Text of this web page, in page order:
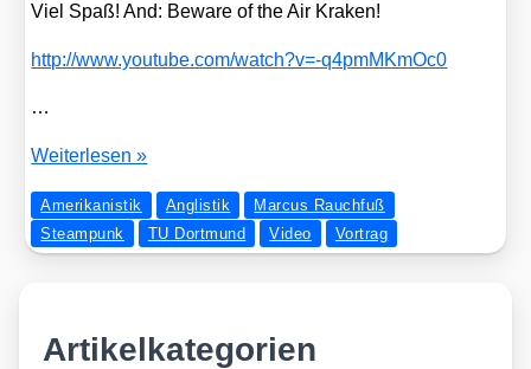
Viel Spaß! And: Bewa­re of the Air Kra­ken!
http://​www​.you​tube​.com/​w​a​t​c​h​?​v​=​-​q​4​p​m​M​K​m​Oc0
…
Steam­
–
ein
Mar­
Wei­ter­le­sen »
Amerikanistik Anglistik
Marcus Rauchfuß
Steampunk
TU Dortmund Video Vortrag
Artikelkategorien